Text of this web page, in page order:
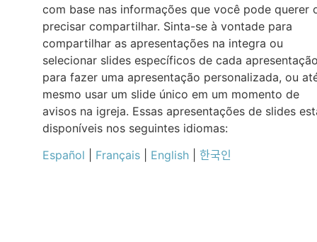
com base nas informações que você pode querer
precisar compartilhar. Sinta-se à vontade para
compartilhar as apresentações na integra ou
selecionar slides específicos de cada
para fazer uma apresentação personalizada, ou
mesmo usar um slide único em um momento de
avisos na igreja. Essas apresentações de slides
disponíveis nos seguintes idiomas:
Español
Français English 한국인